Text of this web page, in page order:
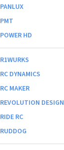
PANLUX
PMT
POWER HD
R1WURKS
RC DYNAMICS
RC MAKER
REVOLUTION DESIGN
RIDE RC
RUDDOG